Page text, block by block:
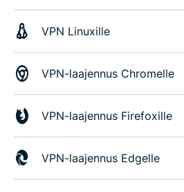
VPN Linuxille
VPN-laajennus Chromelle
VPN-laajennus Firefoxille
VPN-laajennus Edgelle